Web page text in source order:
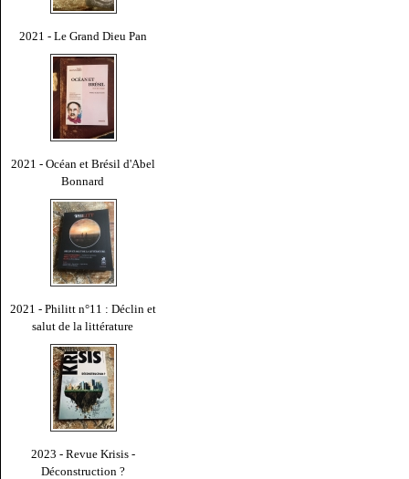
2021 - Le Grand Dieu Pan
2021 - Océan et Brésil d'Abel
Bonnard
2021 - Philitt n°11 : Déclin et
salut de la littérature
2023 - Revue Krisis -
Déconstruction ?